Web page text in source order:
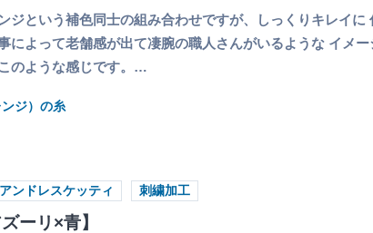
ジという補色同士の組み合わせですが、しっくりキレイ
によって老舗感が出て凄腕の職人さんがいるような イメ
のような感じです。…
ジ）の糸
アンドレスケッティ 刺繍加工
ーリ×青】